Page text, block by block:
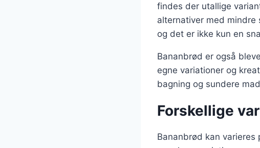
findes der utallige
alternativer med mindre
og det er ikke kun en
Bananbrød er også
egne variationer og
bagning og sundere
Forskellige
Bananbrød kan varieres